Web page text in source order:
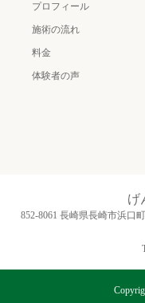
プロフィール
施術の流れ
料金
体験者の声
げ
852-8061 長崎県長崎市浜口